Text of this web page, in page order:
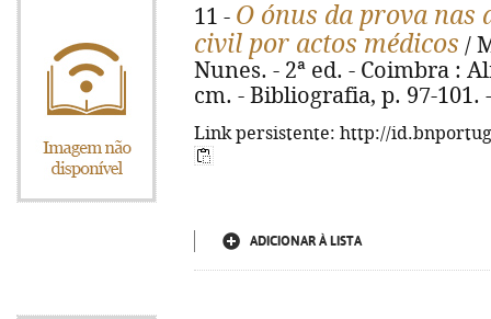
11 - O ónus da prova nas
civil por actos médicos /
Nunes. - 2ª ed. - Coimbra :
cm. - Bibliografia, p. 97-101.
Link persistente: http://
ADICIONAR À LISTA